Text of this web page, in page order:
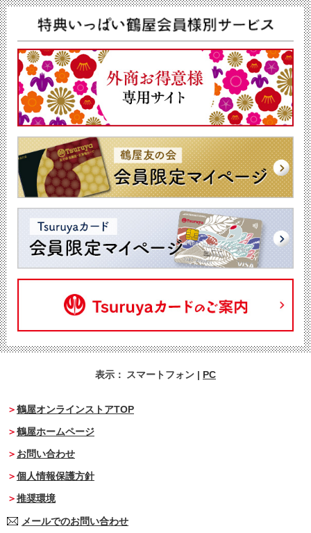
表示： スマートフォン | PC
鶴屋オンラインストアTOP
鶴屋ホームページ
お問い合わせ
個人情報保護方針
推奨環境
メールでのお問い合わせ